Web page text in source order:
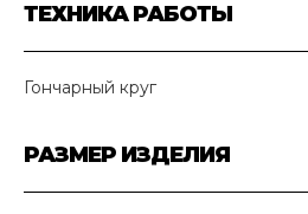
ТЕХНИКА РАБОТЫ
Гончарный круг
РАЗМЕР ИЗДЕЛИЯ